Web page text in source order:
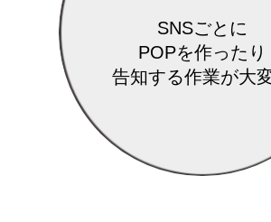
SNSごとに
POPを作ったり
告知する作業が大